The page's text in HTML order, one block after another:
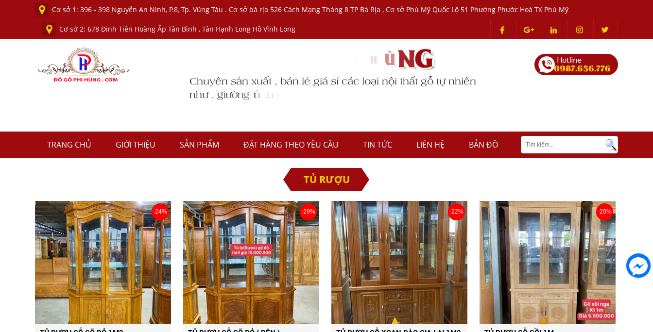
Cơ sở 1: 396 - 398 Nguyễn An Ninh, P.8, Tp. Vũng Tàu . Cơ sở bà rịa 526 Cách Mạng Tháng 8 TP Bà Rịa , Cơ sở Phú Mỹ Quốc Lộ 51 Phường Phước Hoà TX Phú Mỹ
Cơ sở 2: 678 Đinh Tiên Hoàng Ấp Tân Bình , Tân Hạnh Long Hồ Vĩnh Long
0987.656.776
TRANG CHỦ GIỚI THIỆU SẢN PHẨM ĐẶT HÀNG THEO YÊU CẦU TIN TỨC LIÊN HỆ BẢN ĐỒ
TỦ RƯỢU
-24% -29% -22% -20%